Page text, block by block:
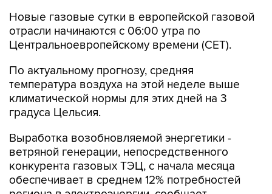
Новые газовые сутки в европейской газовой
отрасли начинаются c 06:00 утра по
Центральноевропейскому времени (CET).
По актуальному прогнозу, средняя
температура воздуха на этой неделе выше
климатической нормы для этих дней на 3
градуса Цельсия.
Выработка возобновляемой энергетики -
ветряной генерации, непосредственного
конкурента газовых ТЭЦ, с начала месяца
обеспечивает в среднем 12% потребностей